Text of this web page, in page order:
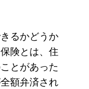
るかどうか
険とは、住
とがあった
額弁済され